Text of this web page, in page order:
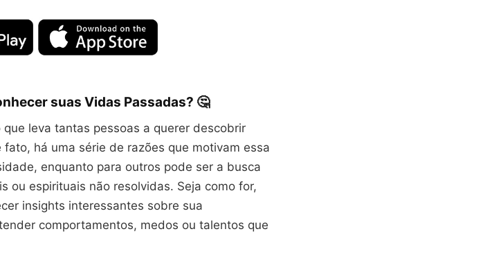
suas Vidas Passadas? 🤔
leva tantas pessoas a querer descobrir
há uma série de razões que motivam essa
enquanto para outros pode ser a busca
ou espirituais não resolvidas. Seja como for,
insights interessantes sobre sua
comportamentos, medos ou talentos que